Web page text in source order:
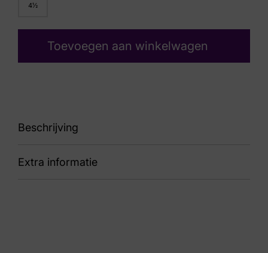
4½
Toevoegen aan winkelwagen
Beschrijving
Breez Shoe G
Extra informatie